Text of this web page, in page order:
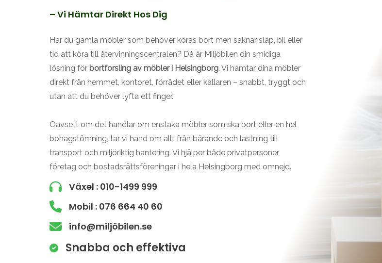
– Vi Hämtar Direkt Hos Dig
Har du gamla möbler som behöver köras bort men saknar släp, bil eller
tid att köra till återvinningscentralen? Då är Miljöbilen din smidiga
lösning för bortforsling av möbler i Helsingborg. Vi hämtar dina möbler
direkt från hemmet, kontoret, förrådet eller källaren – snabbt, tryggt och
utan att du behöver lyfta ett finger.
Oavsett om det handlar om enstaka möbler som ska bort eller en hel
bohagstömning, tar vi hand om allt från bärande och lastning till
transport och miljöriktig hantering. Vi hjälper både privatpersoner,
företag och bostadsrättsföreningar i hela Helsingborg med omnejd.
Växel : 010-1499 999
Mobil : 076 664 40 60
info@miljöbilen.se
Snabba och effektiva